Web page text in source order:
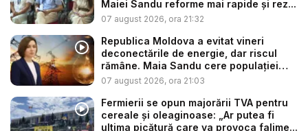
Maiei Sandu reforme mai rapide și rez...
07 august 2026, ora 21:32
Republica Moldova a evitat vineri
deconectările de energie, dar riscul
rămâne. Maia Sandu cere populației
să...
07 august 2026, ora 21:03
Fermierii se opun majorării TVA pentru
cereale și oleaginoase: „Ar putea fi
ultima picătură care va provoca falime...